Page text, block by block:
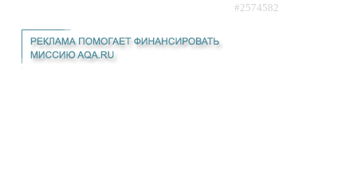
#2574582